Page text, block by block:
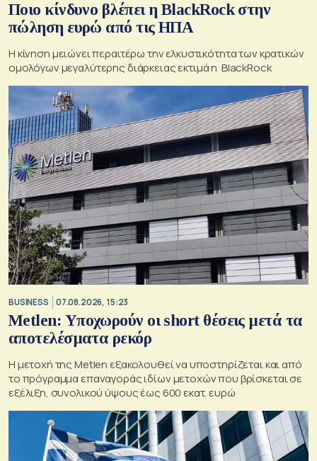
Ποιο κίνδυνο βλέπει η BlackRock στην
πώληση ευρώ από τις ΗΠΑ
Η κίνηση μειώνει περαιτέρω την ελκυστικότητα των κρατικών
ομολόγων μεγαλύτερης διάρκειας εκτιμά η BlackRock
BUSINESS 07.08.2026, 15:23
Metlen: Υποχωρούν οι short θέσεις μετά τα
αποτελέσματα ρεκόρ
Η μετοχή της Metlen εξακολουθεί να υποστηρίζεται και από
το πρόγραμμα επαναγοράς ιδίων μετοχών που βρίσκεται σε
εξέλιξη, συνολικού ύψους έως 600 εκατ. ευρώ